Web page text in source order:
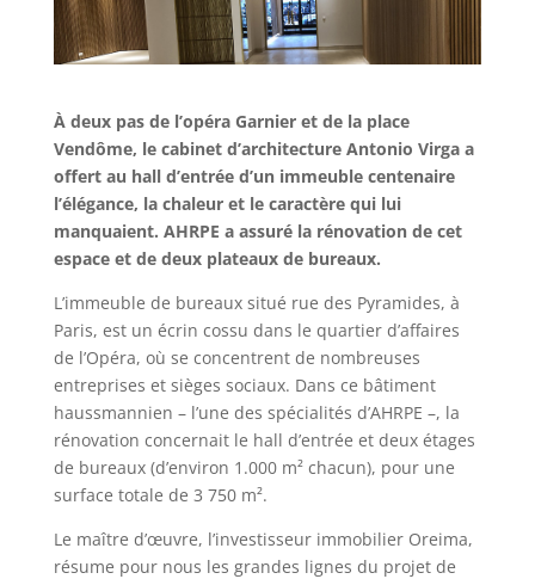
À deux pas de l’opéra Garnier et de la place
Vendôme, le cabinet d’architecture Antonio Virga a
offert au hall d’entrée d’un immeuble centenaire
l’élégance, la chaleur et le caractère qui lui
manquaient. AHRPE a assuré la rénovation de cet
espace et de deux plateaux de bureaux.
L’immeuble de bureaux situé rue des Pyramides, à
Paris, est un écrin cossu dans le quartier d’affaires
de l’Opéra, où se concentrent de nombreuses
entreprises et sièges sociaux. Dans ce bâtiment
haussmannien – l’une des spécialités d’AHRPE –, la
rénovation concernait le hall d’entrée et deux étages
de bureaux (d’environ 1.000 m² chacun), pour une
surface totale de 3 750 m².
Le maître d’œuvre, l’investisseur immobilier Oreima,
résume pour nous les grandes lignes du projet de